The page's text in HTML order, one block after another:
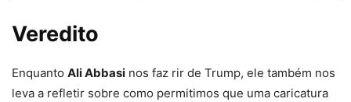
Veredito
Enquanto Ali Abbasi nos faz rir de Trump, ele também nos
leva a refletir sobre como permitimos que uma caricatura